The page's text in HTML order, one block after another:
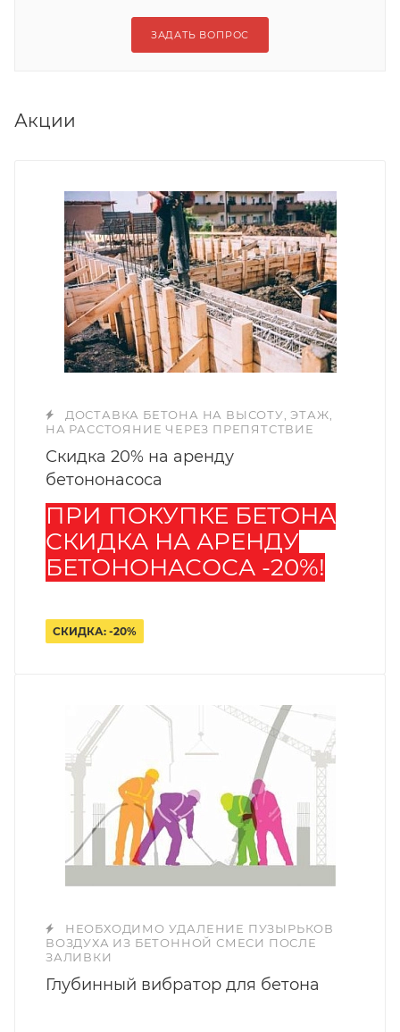
ЗАДАТЬ ВОПРОС
Акции
ДОСТАВКА БЕТОНА НА ВЫСОТУ, ЭТАЖ,
НА РАССТОЯНИЕ ЧЕРЕЗ ПРЕПЯТСТВИЕ
Скидка 20% на аренду
бетононасоса
ПРИ ПОКУПКЕ БЕТОНА
СКИДКА НА АРЕНДУ
БЕТОНОНАСОСА -20%!
СКИДКА: -20%
НЕОБХОДИМО УДАЛЕНИЕ ПУЗЫРЬКОВ
ВОЗДУХА ИЗ БЕТОННОЙ СМЕСИ ПОСЛЕ
ЗАЛИВКИ
Глубинный вибратор для бетона